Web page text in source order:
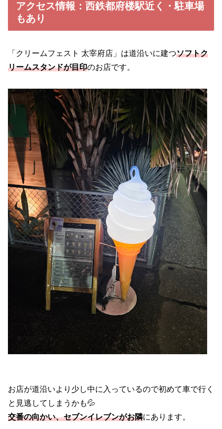
アクセス情報：西鉄都府楼駅近く・駐車場
もあり
「クリームフェスト 太宰府店」は道沿いに建つソフトク
リームスタンドが目印のお店です。
お店が道沿いより少し中に入っているので初めて車で行く
と見逃してしまうかも💦
交番の向かい、セブンイレブンがお隣にあります。